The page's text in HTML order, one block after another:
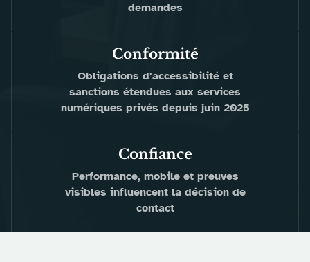
demandes
Conformité
Obligations d'accessibilité et
sanctions étendues aux services
numériques privés depuis juin 2025
Confiance
Performance, mobile et preuves
visibles influencent la décision de
contact